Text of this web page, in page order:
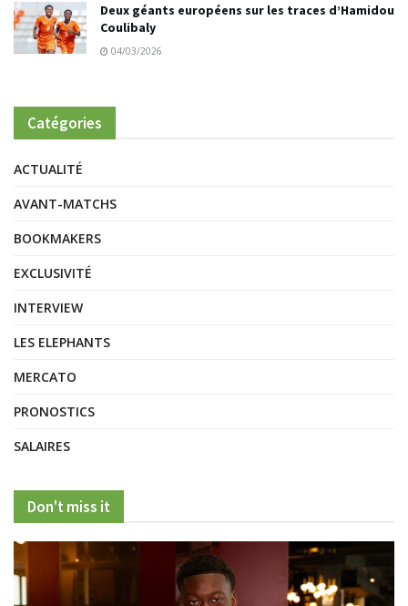
Deux géants européens sur les traces d’Hamidou
Coulibaly
04/03/2026
Catégories
ACTUALITÉ
AVANT-MATCHS
BOOKMAKERS
EXCLUSIVITÉ
INTERVIEW
LES ELEPHANTS
MERCATO
PRONOSTICS
SALAIRES
Don't miss it